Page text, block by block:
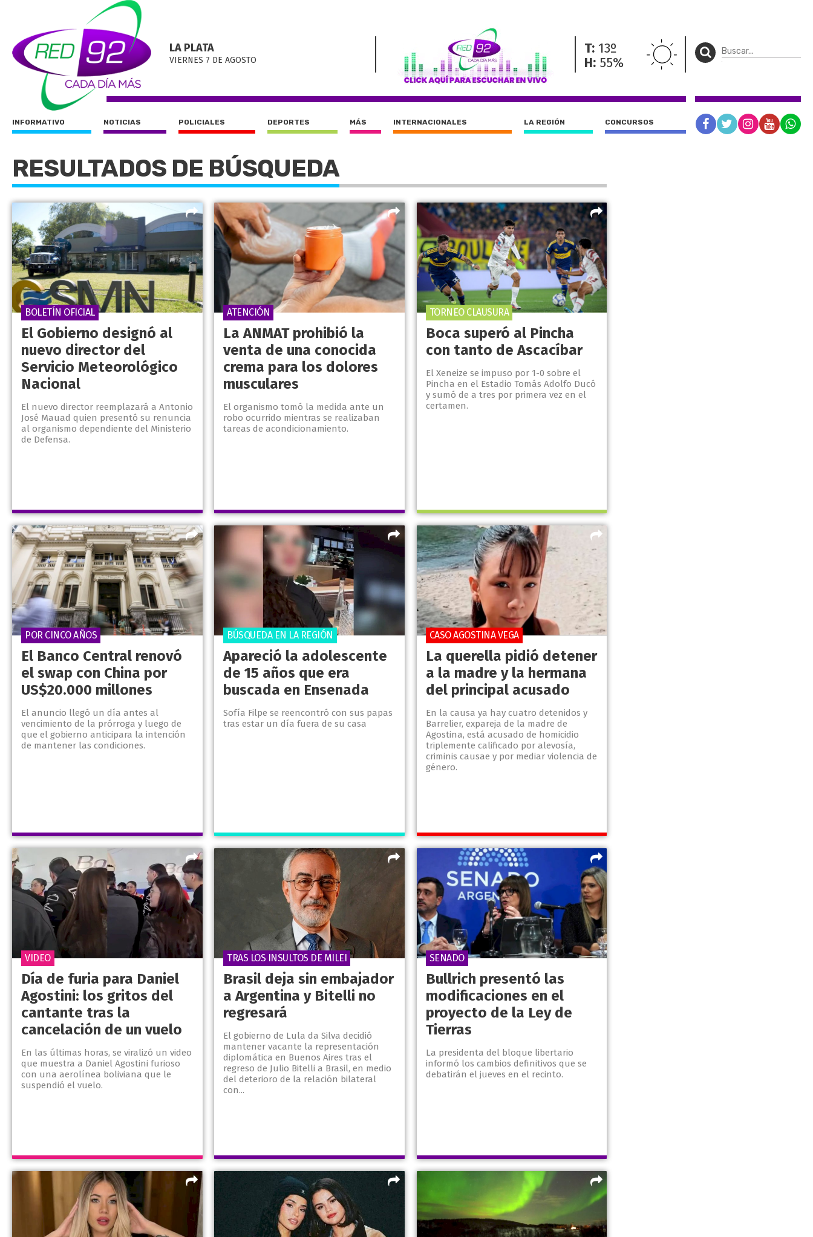
LA PLATA
VIERNES 7 DE AGOSTO
T: 13º
H: 55%
INFORMATIVO NOTICIAS POLICIALES DEPORTES MÁS INTERNACIONALES LA REGIÓN CONCURSOS
RESULTADOS DE BÚSQUEDA
El Gobierno designó al
nuevo director del
Servicio Meteorológico
Nacional
El nuevo director reemplazará a Antonio
José Mauad quien presentó su renuncia
al organismo dependiente del Ministerio
de Defensa.
BOLETÍN OFICIAL
La ANMAT prohibió la
venta de una conocida
crema para los dolores
musculares
El organismo tomó la medida ante un
robo ocurrido mientras se realizaban
tareas de acondicionamiento.
ATENCIÓN
Boca superó al Pincha
con tanto de Ascacíbar
El Xeneize se impuso por 1-0 sobre el
Pincha en el Estadio Tomás Adolfo Ducó
y sumó de a tres por primera vez en el
certamen.
TORNEO CLAUSURA
El Banco Central renovó
el swap con China por
US$20.000 millones
El anuncio llegó un día antes al
vencimiento de la prórroga y luego de
que el gobierno anticipara la intención
de mantener las condiciones.
POR CINCO AÑOS
Apareció la adolescente
de 15 años que era
buscada en Ensenada
Sofía Filpe se reencontró con sus papas
tras estar un día fuera de su casa
BÚSQUEDA EN LA REGIÓN
La querella pidió detener
a la madre y la hermana
del principal acusado
En la causa ya hay cuatro detenidos y
Barrelier, expareja de la madre de
Agostina, está acusado de homicidio
triplemente calificado por alevosía,
criminis causae y por mediar violencia de
género.
CASO AGOSTINA VEGA
Día de furia para Daniel
Agostini: los gritos del
cantante tras la
cancelación de un vuelo
En las últimas horas, se viralizó un video
que muestra a Daniel Agostini furioso
con una aerolínea boliviana que le
suspendió el vuelo.
VIDEO
Brasil deja sin embajador
a Argentina y Bitelli no
regresará
El gobierno de Lula da Silva decidió
mantener vacante la representación
diplomática en Buenos Aires tras el
regreso de Julio Bitelli a Brasil, en medio
del deterioro de la relación bilateral
con...
TRAS LOS INSULTOS DE MILEI
Bullrich presentó las
modificaciones en el
proyecto de la Ley de
Tierras
La presidenta del bloque libertario
informó los cambios definitivos que se
debatirán el jueves en el recinto.
SENADO